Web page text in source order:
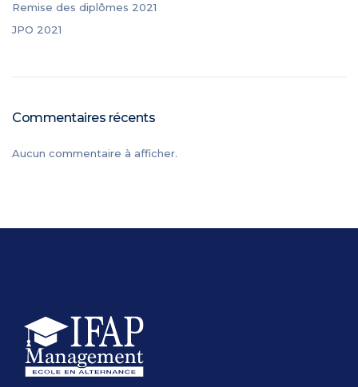
Remise des diplômes 2021
JPO 2021
Commentaires récents
Aucun commentaire à afficher.